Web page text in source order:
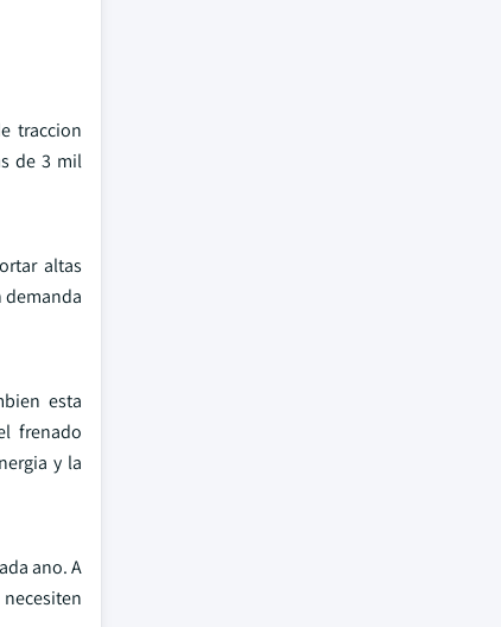
traccion
de 3 mil
altas
demanda
esta
frenado
y la
ano. A